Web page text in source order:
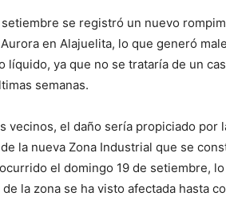
se registró un nuevo
en Alajuelita, lo que generó
líquido, ya que no se trataría de un
semanas.
vecinos, el daño sería propiciado por
la nueva Zona Industrial que se
el domingo 19 de setiembre,
la zona se ha visto afectada hasta